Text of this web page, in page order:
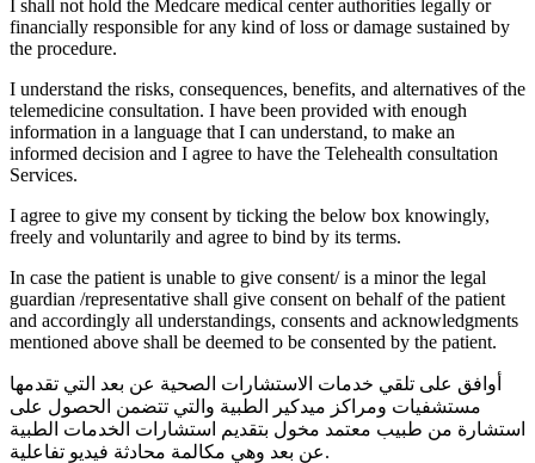
I shall not hold the Medcare medical center authorities legally or
financially responsible for any kind of loss or damage sustained by
the procedure.
I understand the risks, consequences, benefits, and alternatives of the
telemedicine consultation. I have been provided with enough
information in a language that I can understand, to make an
informed decision and I agree to have the Telehealth consultation
Services.
I agree to give my consent by ticking the below box knowingly,
freely and voluntarily and agree to bind by its terms.
In case the patient is unable to give consent/ is a minor the legal
guardian /representative shall give consent on behalf of the patient
and accordingly all understandings, consents and acknowledgments
mentioned above shall be deemed to be consented by the patient.
أوافق على تلقي خدمات الاستشارات الصحية عن بعد التي تقدمها
مستشفيات ومراكز ميدكير الطبية والتي تتضمن الحصول على
استشارة من طبيب معتمد مخول بتقديم استشارات الخدمات الطبية
عن بعد وهي مكالمة محادثة فيديو تفاعلية.